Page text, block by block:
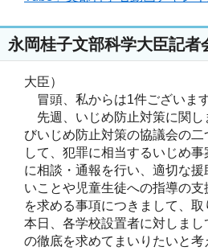
永岡桂子文部科学大臣記者
大臣）
冒頭、私からは1件ございます
先週、いじめ防止対策に関し
びいじめ防止対策の協議会の二
して、犯罪に相当するいじめ
に相談・通報を行い、適切な
いことや児童生徒への指導の
を求める事項につきまして、取
本日、各学校設置者に対しま
の徹底を求めてまいりたいと